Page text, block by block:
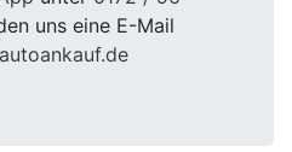
uns eine E-Mail